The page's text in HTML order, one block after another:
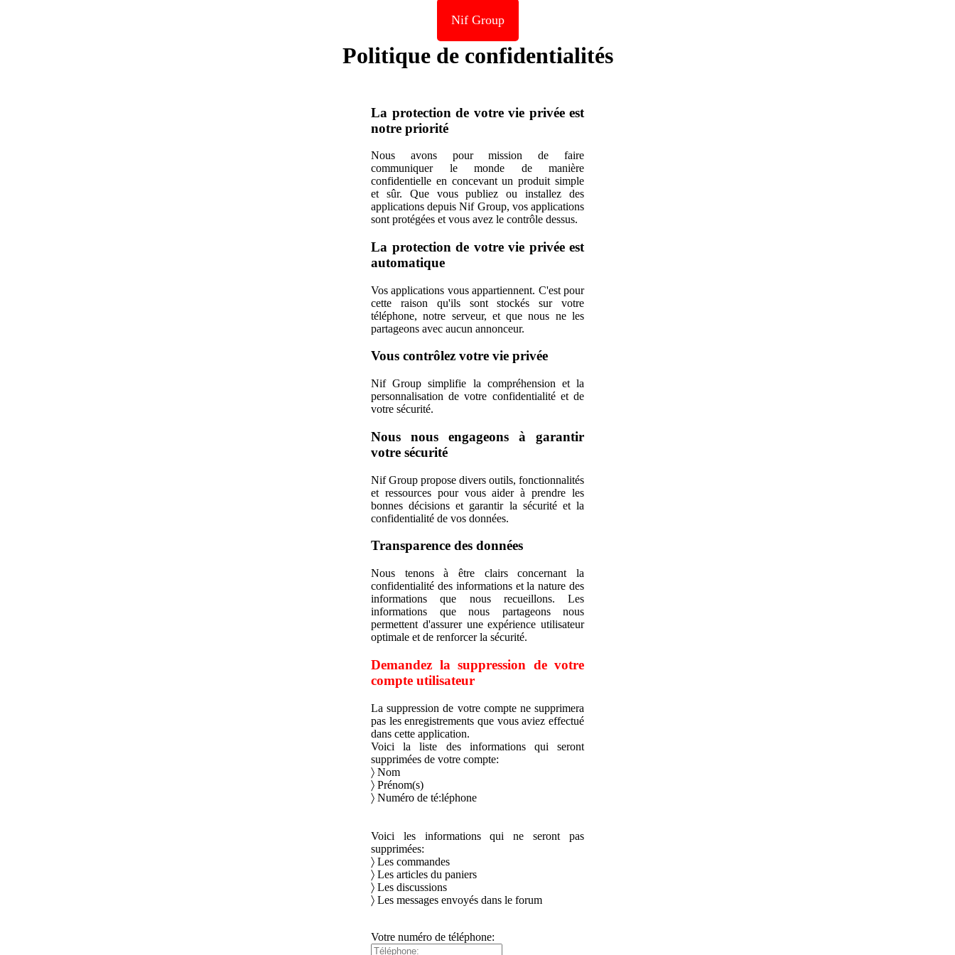
Nif Group
Politique de confidentialités
La protection de votre vie privée est
notre priorité
Nous avons pour mission de faire
communiquer le monde de manière
confidentielle en concevant un produit simple
et sûr. Que vous publiez ou installez des
applications depuis Nif Group, vos applications
sont protégées et vous avez le contrôle dessus.
La protection de votre vie privée est
automatique
Vos applications vous appartiennent. C'est pour
cette raison qu'ils sont stockés sur votre
téléphone, notre serveur, et que nous ne les
partageons avec aucun annonceur.
Vous contrôlez votre vie privée
Nif Group simplifie la compréhension et la
personnalisation de votre confidentialité et de
votre sécurité.
Nous nous engageons à garantir
votre sécurité
Nif Group propose divers outils, fonctionnalités
et ressources pour vous aider à prendre les
bonnes décisions et garantir la sécurité et la
confidentialité de vos données.
Transparence des données
Nous tenons à être clairs concernant la
confidentialité des informations et la nature des
informations que nous recueillons. Les
informations que nous partageons nous
permettent d'assurer une expérience utilisateur
optimale et de renforcer la sécurité.
Demandez la suppression de votre
compte utilisateur
La suppression de votre compte ne supprimera
pas les enregistrements que vous aviez effectué
dans cette application.
Voici la liste des informations qui seront
supprimées de votre compte:
〉 Nom
〉 Prénom(s)
〉 Numéro de té:léphone
Voici les informations qui ne seront pas
supprimées:
〉 Les commandes
〉 Les articles du paniers
〉 Les discussions
〉 Les messages envoyés dans le forum
Votre numéro de téléphone: